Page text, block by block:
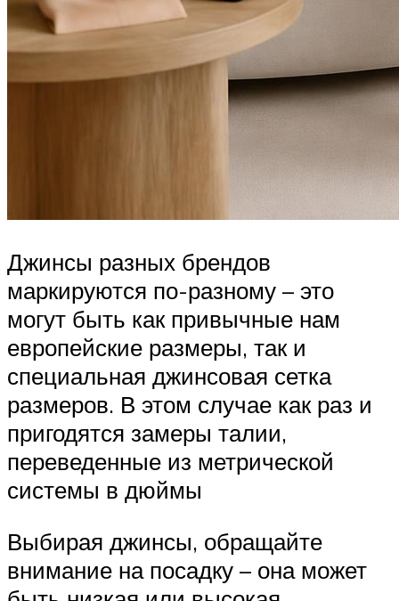
Джинсы разных брендов
маркируются по-разному – это
могут быть как привычные нам
европейские размеры, так и
специальная джинсовая сетка
размеров. В этом случае как раз и
пригодятся замеры талии,
переведенные из метрической
системы в дюймы
Выбирая джинсы, обращайте
внимание на посадку – она может